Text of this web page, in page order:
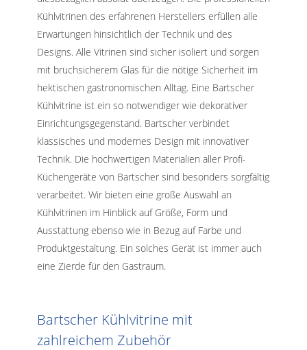
Kühlvitrinen des erfahrenen Herstellers erfüllen alle
Erwartungen hinsichtlich der Technik und des
Designs. Alle Vitrinen sind sicher isoliert und sorgen
mit bruchsicherem Glas für die nötige Sicherheit im
hektischen gastronomischen Alltag. Eine Bartscher
Kühlvitrine ist ein so notwendiger wie dekorativer
Einrichtungsgegenstand. Bartscher verbindet
klassisches und modernes Design mit innovativer
Technik. Die hochwertigen Materialien aller Profi-
Küchengeräte von Bartscher sind besonders sorgfältig
verarbeitet. Wir bieten eine große Auswahl an
Kühlvitrinen im Hinblick auf Größe, Form und
Ausstattung ebenso wie in Bezug auf Farbe und
Produktgestaltung. Ein solches Gerät ist immer auch
eine Zierde für den Gastraum.
Bartscher Kühlvitrine mit
zahlreichem Zubehör